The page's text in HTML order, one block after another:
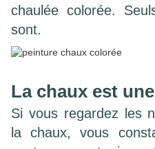
chaulée colorée.
sont.
La chaux est
Si vous regardez les
la chaux, vous